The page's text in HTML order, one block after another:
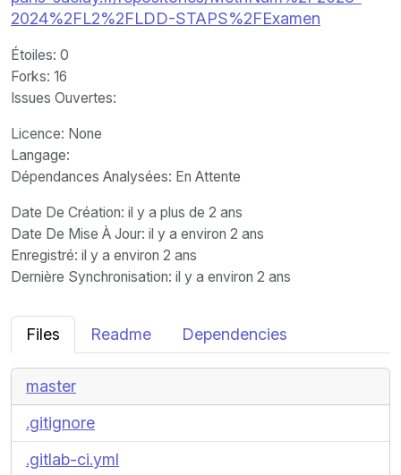
2024%2FL2%2FLDD-STAPS%2FExamen
Étoiles: 0
Forks: 16
Issues Ouvertes:
Licence: None
Langage:
Dépendances Analysées: En Attente
Date De Création: il y a plus de 2 ans
Date De Mise À Jour: il y a environ 2 ans
Enregistré: il y a environ 2 ans
Dernière Synchronisation: il y a environ 2 ans
Files Readme Dependencies
master
.gitignore
.gitlab-ci.yml